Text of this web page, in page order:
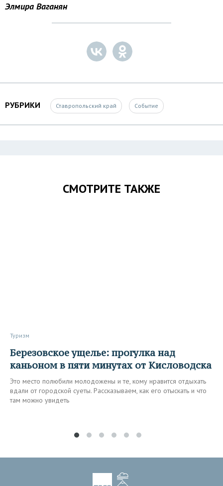
Элмира Ваганян
РУБРИКИ Ставропольский край Событие
СМОТРИТЕ ТАКЖЕ
Туризм
Березовское ущелье: прогулка над
каньоном в пяти минутах от Кисловодска
Это место полюбили молодожены и те, кому нравится отдыхать
вдали от городской суеты. Рассказываем, как его отыскать и что
там можно увидеть